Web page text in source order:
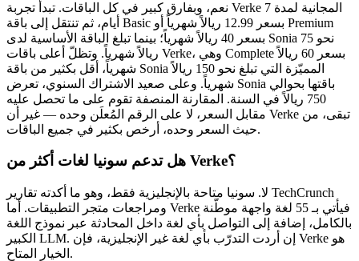
نعم، وبفارق كبير في كل الباقات. تبدأ تجربة Verke المجانية لمدة 7
أيام، ثم تنتقل إلى باقة Basic بسعر 12.99 ريالاً شهرياً أو Premium
بسعر 40 ريالاً شهرياً؛ بينما تبلغ الباقة الأساسية لدى Sonia نحو 75
ريالاً شهرياً. وتظلّ أعلى باقات Verke، وهي Complete بسعر 60 ريالاً
شهرياً، أقل بكثير من باقة Sonia المميّزة التي تبلغ نحو 150 ريالاً
شهرياً. وعلى صعيد الاشتراك السنوي، تعرض Sonia باقتها بحوالي
750 ريالاً في السنة. المقارنة المنصفة تقوم على ما تحصل عليه
مقابل السعر، لا على الرقم المُعلَن وحده — غير أن Verke تبقى، من
حيث السعر وحده، أرخص بكثير في جميع الباقات.
هل تدعم سونيا لغات أكثر من Verke؟
لا. سونيا متاحة بالإنجليزية فقط، وهو ما أكدته تقارير TechCrunch
ومراجعات متجر التطبيقات. أما Verke فيأتي بـ 55 لغة واجهة موطّنة
بالكامل، إضافة إلى التواصل بأي لغة داخل المحادثة عبر نموذج اللغة
الكبير LLM. إن أردت التدرّب بأي لغة غير الإنجليزية، فإن Verke هو
الخيار المتاح.